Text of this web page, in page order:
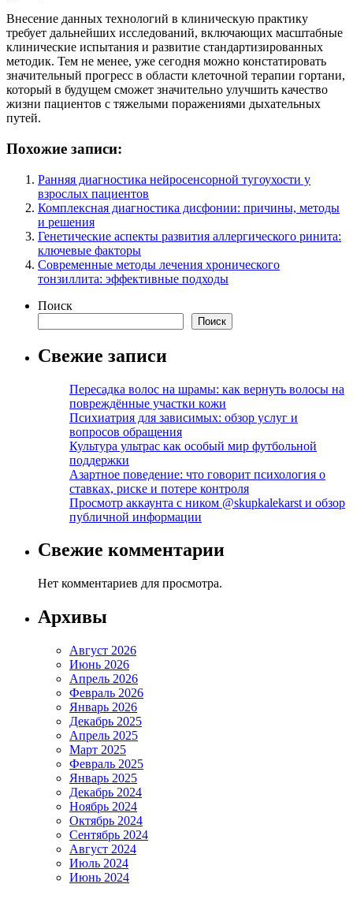
Внесение данных технологий в клиническую практику
требует дальнейших исследований, включающих масштабные
клинические испытания и развитие стандартизированных
методик. Тем не менее, уже сегодня можно констатировать
значительный прогресс в области клеточной терапии гортани,
который в будущем сможет значительно улучшить качество
жизни пациентов с тяжелыми поражениями дыхательных
путей.
Похожие записи:
Ранняя диагностика нейросенсорной тугоухости у
взрослых пациентов
Комплексная диагностика дисфонии: причины, методы
и решения
Генетические аспекты развития аллергического ринита:
ключевые факторы
Современные методы лечения хронического
тонзиллита: эффективные подходы
Поиск
Поиск
Свежие записи
Пересадка волос на шрамы: как вернуть волосы на
повреждённые участки кожи
Психиатрия для зависимых: обзор услуг и
вопросов обращения
Культура ультрас как особый мир футбольной
поддержки
Азартное поведение: что говорит психология о
ставках, риске и потере контроля
Просмотр аккаунта с ником @skupkalekarst и обзор
публичной информации
Свежие комментарии
Нет комментариев для просмотра.
Архивы
Август 2026
Июнь 2026
Апрель 2026
Февраль 2026
Январь 2026
Декабрь 2025
Апрель 2025
Март 2025
Февраль 2025
Январь 2025
Декабрь 2024
Ноябрь 2024
Октябрь 2024
Сентябрь 2024
Август 2024
Июль 2024
Июнь 2024